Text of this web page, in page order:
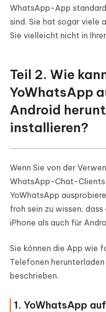
WhatsApp-App
sind. Sie hat sogar viele
Sie vielleicht nicht in
Teil 2. Wie
YoWhatsApp
Android
installieren?
Wenn Sie von der
WhatsApp-Chat-Clients
YoWhatsApp
froh sein zu wissen,
iPhone als auch für
Sie können die App wie
Telefonen
beschrieben.
1. YoWhatsApp